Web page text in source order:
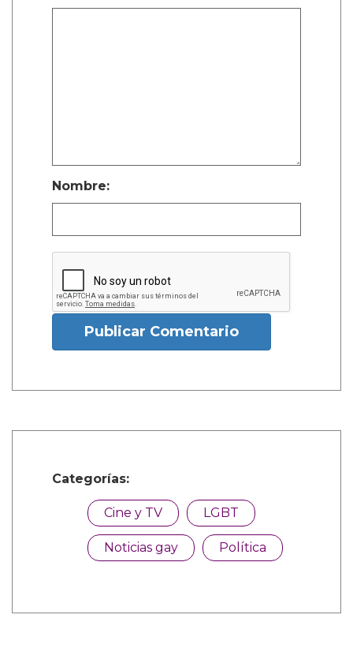
Nombre:
Publicar Comentario
Categorías:
Cine y TV LGBT
Noticias gay Política